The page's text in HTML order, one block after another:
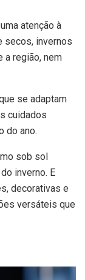
atenção à
secos, invernos
a região, nem
se adaptam
cuidados
do ano.
sob sol
inverno. E
decorativas e
versáteis que